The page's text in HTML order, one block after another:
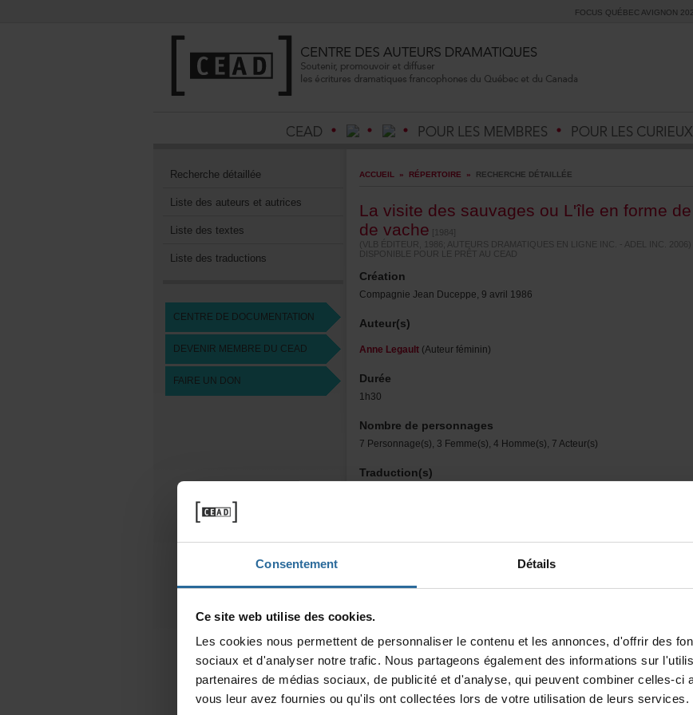
Consentement Détails
Cesitewebutilisedescookies.
partenairesdemédiassociaux,depublicitéetd'analyse,quipeuventcombinercelles-
vousleuravezfourniesouqu'ilsontcollectéeslorsdevotreutilisationdeleursservices.
Recherchedétaillée
Listedesauteursetautrices
Listedestextes
Listedestraductions
CENTREDEDOCUMENTATION
DEVENIRMEMBREDUCEAD
FAIREUNDON
ACCUEIL » RÉPERTOIRE » RECHERCHEDÉTAILLÉE
devache [1984]
(VLBÉDITEUR,1986;AUTEURSDRAMATIQUESENLIGNEINC.-
DISPONIBLEPOURLEPRÊTAUCEAD
Création
CompagnieJeanDuceppe,9avril1986
Auteur(s)
AnneLegault(Auteurféminin)
Durée
1h30
Nombredepersonnages
7Personnage(s),3Femme(s),4Homme(s),7Acteur(s)
Traduction(s)
desAmériques,les3et6juin1987.
Résumé
amidontleretourinopinébouleversesesparents.
Plusd'informations»